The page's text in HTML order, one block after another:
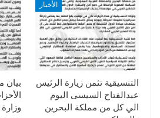
بيان
الأخبار
التنسيقية تثمن زيارة الرئيس
عبدالفتاح السيسى اليوم
الي كل من مملكة البحرين